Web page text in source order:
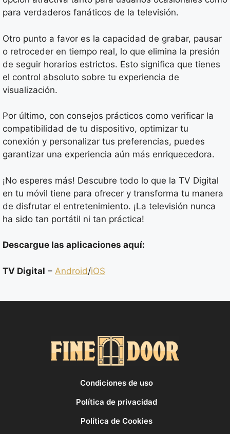
para verdaderos fanáticos de la televisión.
Otro punto a favor es la capacidad de grabar, pausar
o retroceder en tiempo real, lo que elimina la presión
de seguir horarios estrictos. Esto significa que tienes
el control absoluto sobre tu experiencia de
visualización.
Por último, con consejos prácticos como verificar la
compatibilidad de tu dispositivo, optimizar tu
conexión y personalizar tus preferencias, puedes
garantizar una experiencia aún más enriquecedora.
¡No esperes más! Descubre todo lo que la TV Digital
en tu móvil tiene para ofrecer y transforma tu manera
de disfrutar el entretenimiento. ¡La televisión nunca
ha sido tan portátil ni tan práctica!
Descargue las aplicaciones aquí:
TV Digital – Android/iOS
Condiciones de uso
Política de privacidad
Política de Cookies